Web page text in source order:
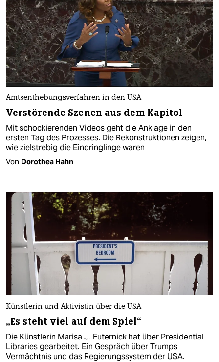
Amtsenthebungsverfahren in den USA
Verstörende Szenen aus dem Kapitol
Mit schockierenden Videos geht die Anklage in den
ersten Tag des Prozesses. Die Rekonstruktionen zeigen,
wie zielstrebig die Eindringlinge waren
Von Dorothea Hahn
Künstlerin und Aktivistin über die USA
„Es steht viel auf dem Spiel“
Die Künstlerin Marisa J. Futernick hat über Presidential
Libraries gearbeitet. Ein Gespräch über Trumps
Vermächtnis und das Regierungssystem der USA.